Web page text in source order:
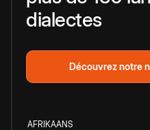
dialectes
Découvrez notre
AFRIKAANS